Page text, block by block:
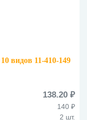
видов 11-410-149
138.20 ₽
140 ₽
2 шт.